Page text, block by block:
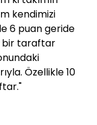
kendimizi
6 puan geride
bir taraftar
Özellikle 10